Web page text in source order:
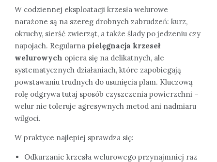
W codziennej eksploatacji krzesła welurowe
narażone są na szereg drobnych zabrudzeń: kurz,
okruchy, sierść zwierząt, a także ślady po jedzeniu czy
napojach. Regularna pielęgnacja krzeseł
welurowych opiera się na delikatnych, ale
systematycznych działaniach, które zapobiegają
powstawaniu trudnych do usunięcia plam. Kluczową
rolę odgrywa tutaj sposób czyszczenia powierzchni –
welur nie toleruje agresywnych metod ani nadmiaru
wilgoci.
W praktyce najlepiej sprawdza się:
Odkurzanie krzesła welurowego przynajmniej raz